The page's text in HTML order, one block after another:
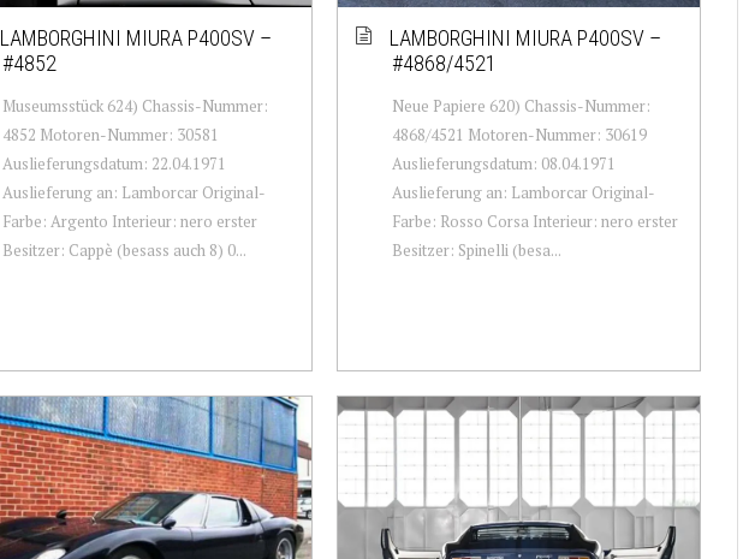
LAMBORGHINI MIURA P400SV –
#4852
Museumsstück 624) Chassis-Nummer:
4852 Motoren-Nummer: 30581
Auslieferungsdatum: 22.04.1971
Auslieferung an: Lamborcar Original-
Farbe: Argento Interieur: nero erster
Besitzer: Cappè (besass auch 8) 0...
LAMBORGHINI MIURA P400SV –
#4868/4521
Neue Papiere 620) Chassis-Nummer:
4868/4521 Motoren-Nummer: 30619
Auslieferungsdatum: 08.04.1971
Auslieferung an: Lamborcar Original-
Farbe: Rosso Corsa Interieur: nero erster
Besitzer: Spinelli (besa...